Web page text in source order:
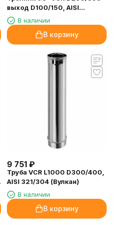
выход D100/150, AISI
321/304 (Вулкан)
В наличии
В корзину
9 751 ₽
Труба VCR L1000 D300/400,
AISI 321/304 (Вулкан)
В наличии
В корзину